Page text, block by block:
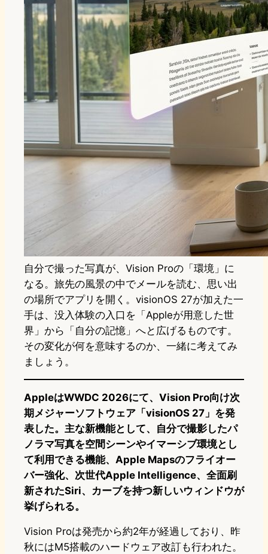
自分で撮った写真が、Vision Proの「環境」に
なる。旅先の風景の中でメールを読む、思い出
の場所でアプリを開く。visionOS 27が加えた一
手は、没入体験の入口を「Appleが用意した世
界」から「自分の記憶」へと広げるものです。
その変化が何を意味するのか、一緒に考えてみ
ましょう。
AppleはWWDC 2026にて、Vision Pro向け次
期メジャーソフトウェア「visionOS 27」を発
表した。主な新機能として、自分で撮影したパ
ノラマ写真を空間シーンやイマーシブ環境とし
て利用できる機能、Apple Mapsのフライオー
バー強化、次世代Apple Intelligence、全面刷
新されたSiri、カーブを持つ新しいウィンドウが
挙げられる。
Vision Proは発売から約2年が経過しており、昨
秋にはM5搭載のハードウェア改訂も行われた。